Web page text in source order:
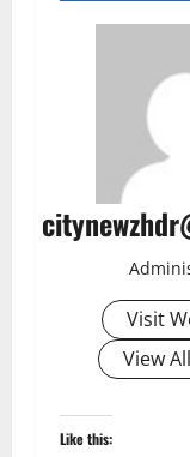
Visit
View
Like this: